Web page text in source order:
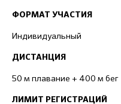
ФОРМАТ УЧАСТИЯ
Индивидуальный
ДИСТАНЦИЯ
50 м плавание + 400 м бег
ЛИМИТ РЕГИСТРАЦИЙ